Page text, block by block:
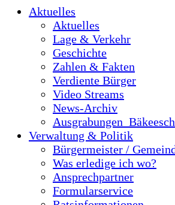
Aktuelles
Aktuelles
Lage & Verkehr
Geschichte
Zahlen & Fakten
Verdiente Bürger
Video Streams
News-Archiv
Ausgrabungen_Bäkeesch
Verwaltung & Politik
Bürgermeister /
Was erledige ich wo?
Ansprechpartner
Formularservice